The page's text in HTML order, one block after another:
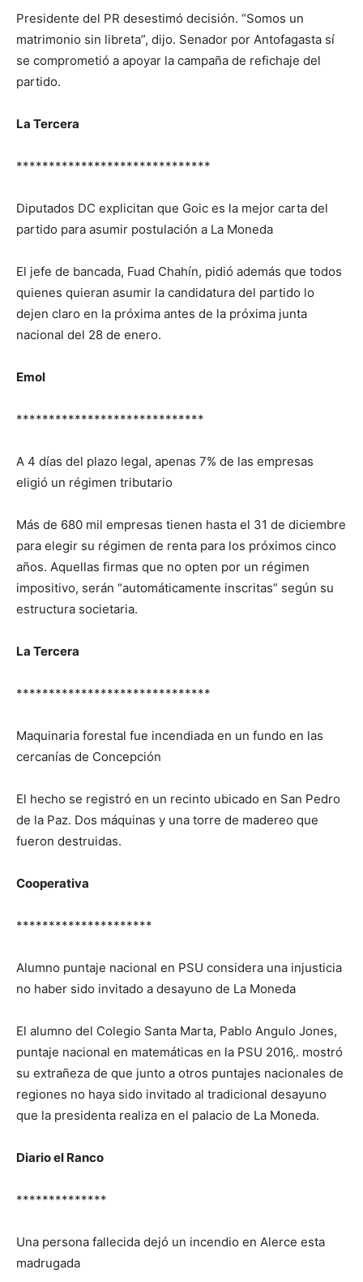
Presidente del PR desestimó decisión. “Somos un
matrimonio sin libreta”, dijo. Senador por Antofagasta sí
se comprometió a apoyar la campaña de refichaje del
partido.
La Tercera
******************************
Diputados DC explicitan que Goic es la mejor carta del
partido para asumir postulación a La Moneda
El jefe de bancada, Fuad Chahín, pidió además que todos
quienes quieran asumir la candidatura del partido lo
dejen claro en la próxima antes de la próxima junta
nacional del 28 de enero.
Emol
*****************************
A 4 días del plazo legal, apenas 7% de las empresas
eligió un régimen tributario
Más de 680 mil empresas tienen hasta el 31 de diciembre
para elegir su régimen de renta para los próximos cinco
años. Aquellas firmas que no opten por un régimen
impositivo, serán “automáticamente inscritas” según su
estructura societaria.
La Tercera
******************************
Maquinaria forestal fue incendiada en un fundo en las
cercanías de Concepción
El hecho se registró en un recinto ubicado en San Pedro
de la Paz. Dos máquinas y una torre de madereo que
fueron destruidas.
Cooperativa
*********************
Alumno puntaje nacional en PSU considera una injusticia
no haber sido invitado a desayuno de La Moneda
El alumno del Colegio Santa Marta, Pablo Angulo Jones,
puntaje nacional en matemáticas en la PSU 2016,. mostró
su extrañeza de que junto a otros puntajes nacionales de
regiones no haya sido invitado al tradicional desayuno
que la presidenta realiza en el palacio de La Moneda.
Diario el Ranco
**************
Una persona fallecida dejó un incendio en Alerce esta
madrugada